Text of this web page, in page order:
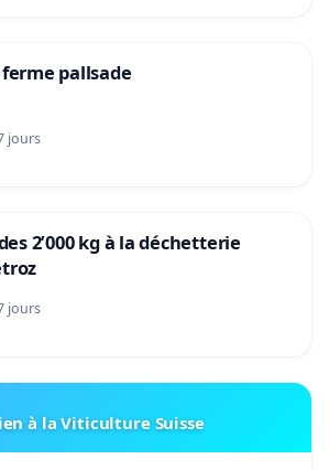
pallsade
jours
2’000 kg à la déchetterie
jours
à la Viticulture Suisse